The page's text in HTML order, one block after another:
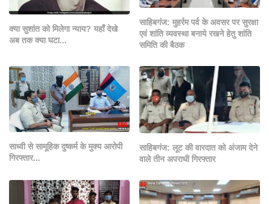
क्या सुशांत को मिलेगा न्याय? यहाँ देखे
अब तक क्या घटा...
साहिबगंज: मुहर्रम पर्व के अवसर पर सुरक्षा
एवं शांति व्यवस्था बनाये रखने हेतु शांति
समिति की बैठक
साध्वी से सामूहिक दुष्कर्म के मुक्य आरोपी
गिरफ्तार...
साहिबगंज: लूट की वारदात को अंजाम देने
वाले तीन अपराधी गिरफ्तार